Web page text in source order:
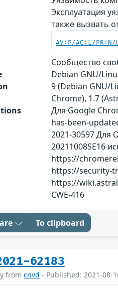
Эксплуатация
также вызвать
AV:P/AC:L/
Сообщество
Debian GNU/
9 (Debian GNU/
Chrome), 1.7
Для Google
has-been-
2021-30597 Для
20211008SE16
https://
https://security-
https://
CWE-416
To clipboard
62183
from cnvd - Published: 2021-08-